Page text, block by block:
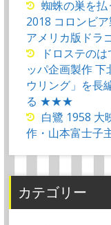
蜘蛛の巣を
2018 コロンビ
アメリカ版ドラ
ドロステの
ッパ企画製作
ウリング」を長
る ★★★
白鷺 1958 大
作・山本富士子
カテゴリー